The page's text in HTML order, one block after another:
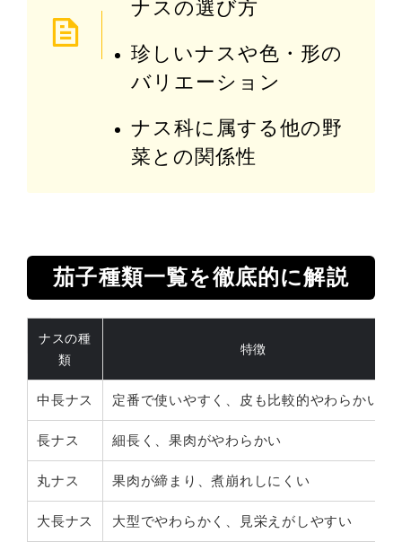
ナスの選び方
珍しいナスや色・形の
バリエーション
ナス科に属する他の野
菜との関係性
茄子種類一覧を徹底的に解説
ナスの種
類
特徴
中長ナス 定番で使いやすく、皮も比較的やわらかい
長ナス 細長く、果肉がやわらかい
丸ナス 果肉が締まり、煮崩れしにくい
大長ナス 大型でやわらかく、見栄えがしやすい